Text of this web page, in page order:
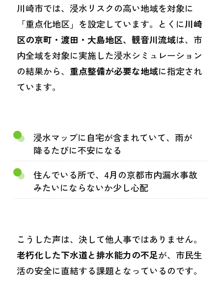
川崎市では、浸水リスクの高い地域を対象に
「重点化地区」を設定しています。とくに川崎
区の京町・渡田・大島地区、観音川流域は、市
内全域を対象に実施した浸水シミュレーション
の結果から、 重点整備が必要な地域に指定され
ています。
浸水マップに自宅が含まれていて、雨が
降るたびに不安になる
住んでいる所で、4月の京都市内漏水事故
みたいにならないか少し心配
こうした声は、決して他人事ではありません。
老朽化した下水道と排水能力の不足が、市民生
活の安全に直結する課題となっているのです。